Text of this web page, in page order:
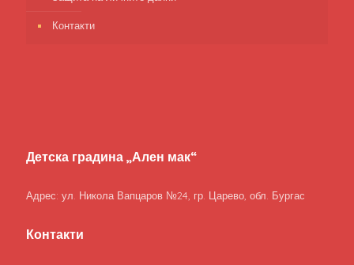
Контакти
Детска градина „Ален мак“
Адрес: ул. Никола Вапцаров №24, гр. Царево, обл. Бургас
Контакти